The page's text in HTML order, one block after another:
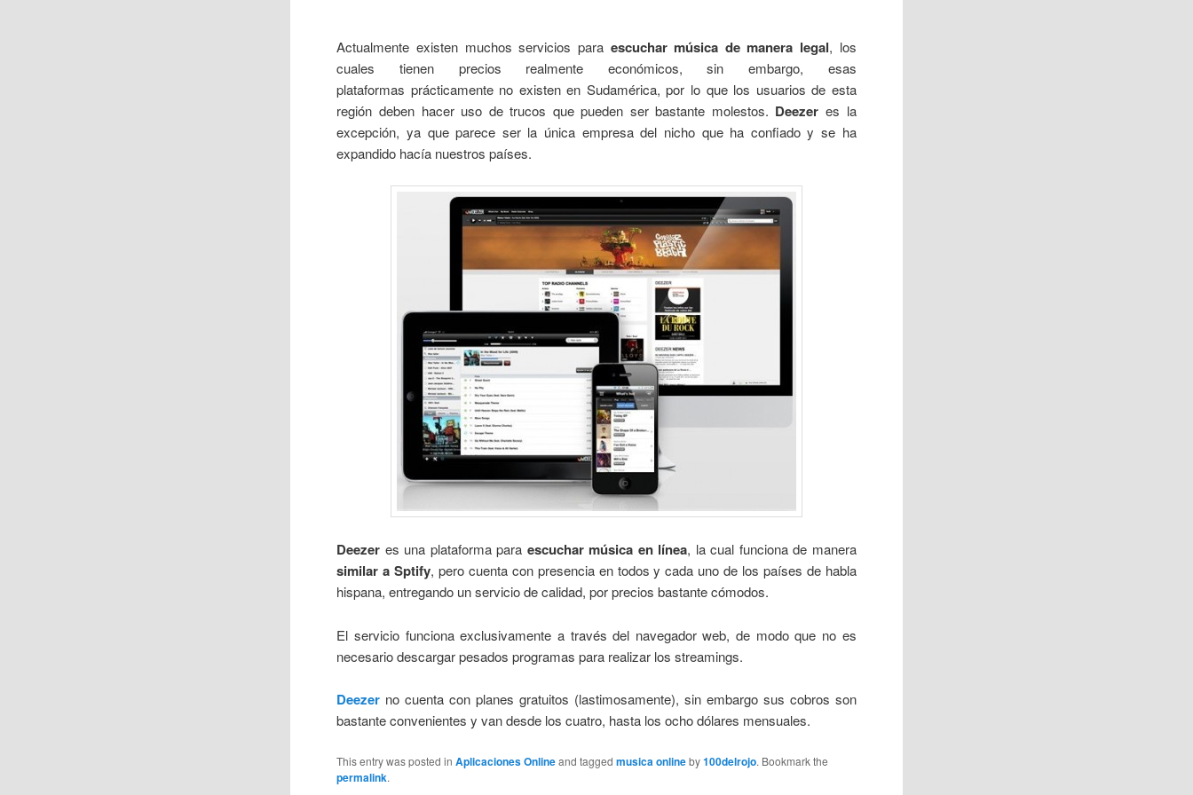
Actualmente existen muchos servicios para escuchar música de manera legal, los
cuales tienen precios realmente económicos, sin embargo, esas
plataformas prácticamente no existen en Sudamérica, por lo que los usuarios de esta
región deben hacer uso de trucos que pueden ser bastante molestos. Deezer es la
excepción, ya que parece ser la única empresa del nicho que ha confiado y se ha
expandido hacía nuestros países.
Deezer es una plataforma para escuchar música en línea, la cual funciona de manera
similar a Sptify, pero cuenta con presencia en todos y cada uno de los países de habla
hispana, entregando un servicio de calidad, por precios bastante cómodos.
El servicio funciona exclusivamente a través del navegador web, de modo que no es
necesario descargar pesados programas para realizar los streamings.
Deezer no cuenta con planes gratuitos (lastimosamente), sin embargo sus cobros son
bastante convenientes y van desde los cuatro, hasta los ocho dólares mensuales.
This entry was posted inAplicaciones Onlineand taggedmusica onlineby100delrojo. Bookmark the
permalink.